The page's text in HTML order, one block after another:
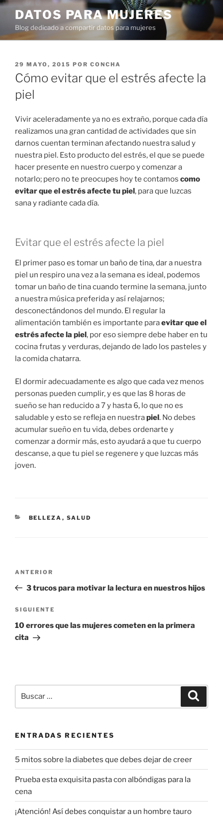
Ir
contenido
DATOS PARA MUJERES
Blog dedicado a compartir datos para mujeres
PUBLICADO
EN
29 MAYO, 2015 POR CONCHA
Cómo evitar que el estrés afecte la
piel
Vivir aceleradamente ya no es extraño, porque cada día
realizamos una gran cantidad de actividades que sin
darnos cuentan terminan afectando nuestra salud y
nuestra piel. Esto producto del estrés, el que se puede
hacer presente en nuestro cuerpo y comenzar a
notarlo; pero no te preocupes hoy te contamos como
evitar que el estrés afecte tu piel, para que luzcas
sana y radiante cada día.
Evitar que el estrés afecte la piel
El primer paso es tomar un baño de tina, dar a nuestra
piel un respiro una vez a la semana es ideal, podemos
tomar un baño de tina cuando termine la semana, junto
a nuestra música preferida y así relajarnos;
desconectándonos del mundo. El regular la
alimentación también es importante paraevitar que el
estrés afecte la piel, por eso siempre debe haber en tu
cocina frutas y verduras, dejando de lado los pasteles y
la comida chatarra.
El dormir adecuadamente es algo que cada vez menos
personas pueden cumplir, y es que las 8 horas de
sueño se han reducido a 7 y hasta 6, lo que no es
saludable y esto se refleja en nuestrapiel. No debes
acumular sueño en tu vida, debes ordenarte y
comenzar a dormir más, esto ayudará a que tu cuerpo
descanse, a que tu piel se regenere y que luzcas más
joven.
CATEGORÍAS
BELLEZA , SALUD
entradas
Entrada
anterior:
ANTERIOR
3 trucos para motivar la lectura en nuestros hijos
Siguiente
entrada
SIGUIENTE
10 errores que las mujeres cometen en la primera
cita
por:
ENTRADAS RECIENTES
5 mitos sobre la diabetes que debes dejar de creer
Prueba esta exquisita pasta con albóndigas para la
cena
¡Atención! Así debes conquistar a un hombre tauro